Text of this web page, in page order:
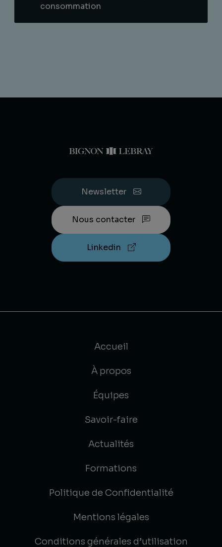
consommation
Newsletter
Nous contacter
Linkedin
Accueil
À propos
Équipes
Savoir-faire
Actualités
Formations
Politique de Confidentialité
Mentions légales
Conditions générales d’utilisation